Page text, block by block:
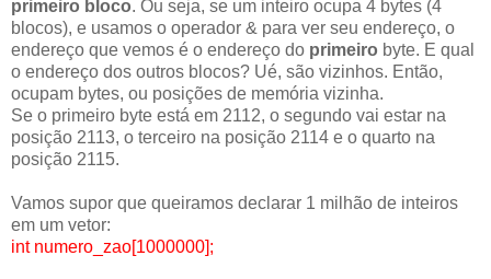
primeiro bloco. Ou seja, se um inteiro ocupa 4 bytes (4
blocos), e usamos o operador & para ver seu endereço, o
endereço que vemos é o endereço do primeiro byte. E qual
o endereço dos outros blocos? Ué, são vizinhos. Então,
ocupam bytes, ou posições de memória vizinha.
Se o primeiro byte está em 2112, o segundo vai estar na
posição 2113, o terceiro na posição 2114 e o quarto na
posição 2115.
Vamos supor que queiramos declarar 1 milhão de inteiros
em um vetor:
int numero_zao[1000000];